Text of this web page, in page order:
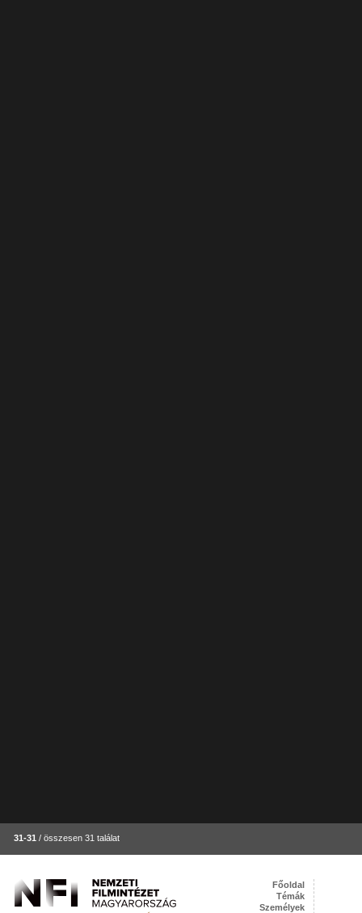
31-31 / összesen 31 találat
Főoldal
Témák
Személyek